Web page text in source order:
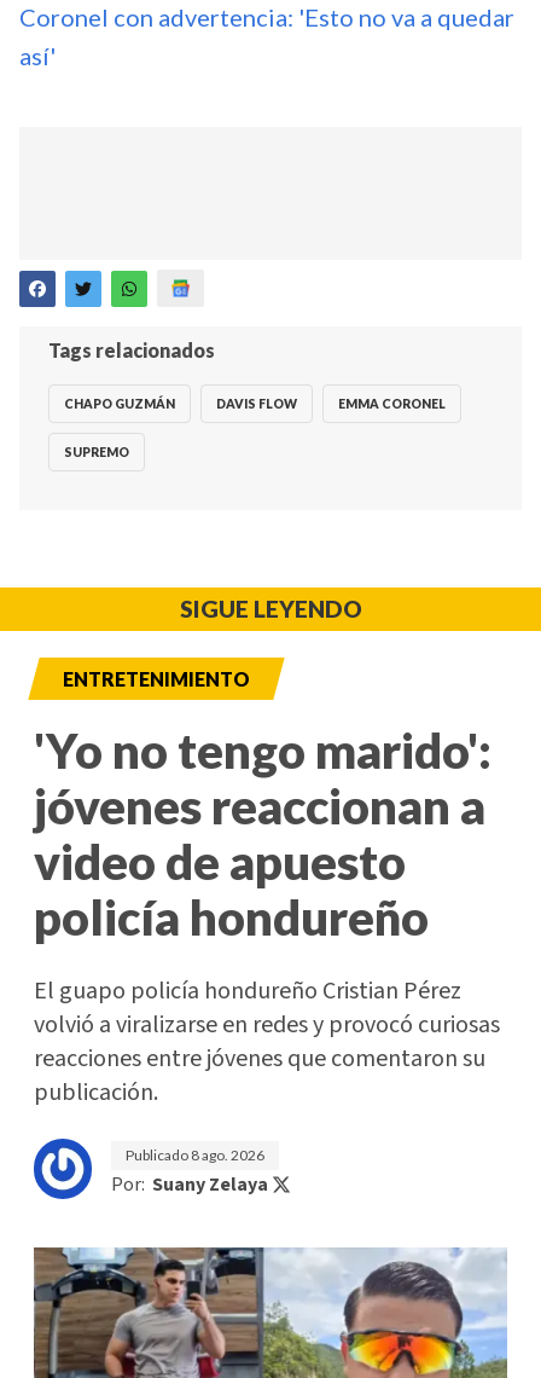
Coronel con advertencia: 'Esto no va a quedar
así'
Tags relacionados
CHAPO GUZMÁN DAVIS FLOW EMMA CORONEL
SUPREMO
SIGUE LEYENDO
ENTRETENIMIENTO
'Yo no tengo marido':
jóvenes reaccionan a
video de apuesto
policía hondureño
El guapo policía hondureño Cristian Pérez
volvió a viralizarse en redes y provocó curiosas
reacciones entre jóvenes que comentaron su
publicación.
Publicado 8 ago. 2026
Por: Suany Zelaya